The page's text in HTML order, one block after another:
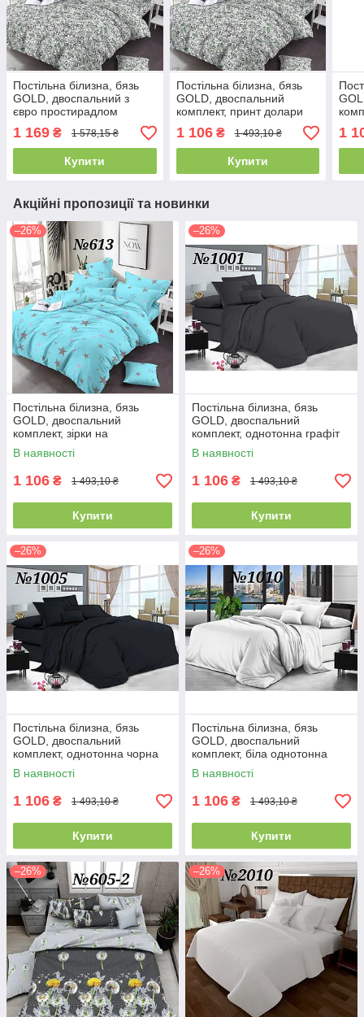
Постільна білизна, бязь
GOLD, двоспальний з
євро простирадлом
комплект, принт долари
1 169 ₴ 1 578,15 ₴
Купити
Постільна білизна, бязь
GOLD, двоспальний
комплект, принт долари
1 106₴ 1 493,10 ₴
Купити
1
Акційні пропозиції та новинки
–26%
Постільна білизна, бязь
GOLD, двоспальний
комплект, зірки на
бірюзовому тлі
В наявності
1 106 ₴ 1 493,10 ₴
Купити
–26%
Постільна білизна, бязь
GOLD, двоспальний
комплект, однотонна графіт
В наявності
1 106 ₴ 1 493,10 ₴
Купити
–26%
Постільна білизна, бязь
GOLD, двоспальний
комплект, однотонна чорна
В наявності
1 106 ₴ 1 493,10 ₴
Купити
–26%
Постільна білизна, бязь
GOLD, двоспальний
комплект, біла однотонна
В наявності
1 106 ₴ 1 493,10 ₴
Купити
–26% –26%